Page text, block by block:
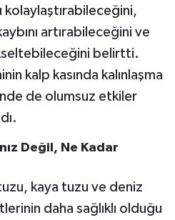
kolaylaştırabileceğini,
artırabileceğini ve
belirtti.
kalp kasında kalınlaşma
de olumsuz etkiler
Değil, Ne Kadar
kaya tuzu ve deniz
daha sağlıklı olduğu